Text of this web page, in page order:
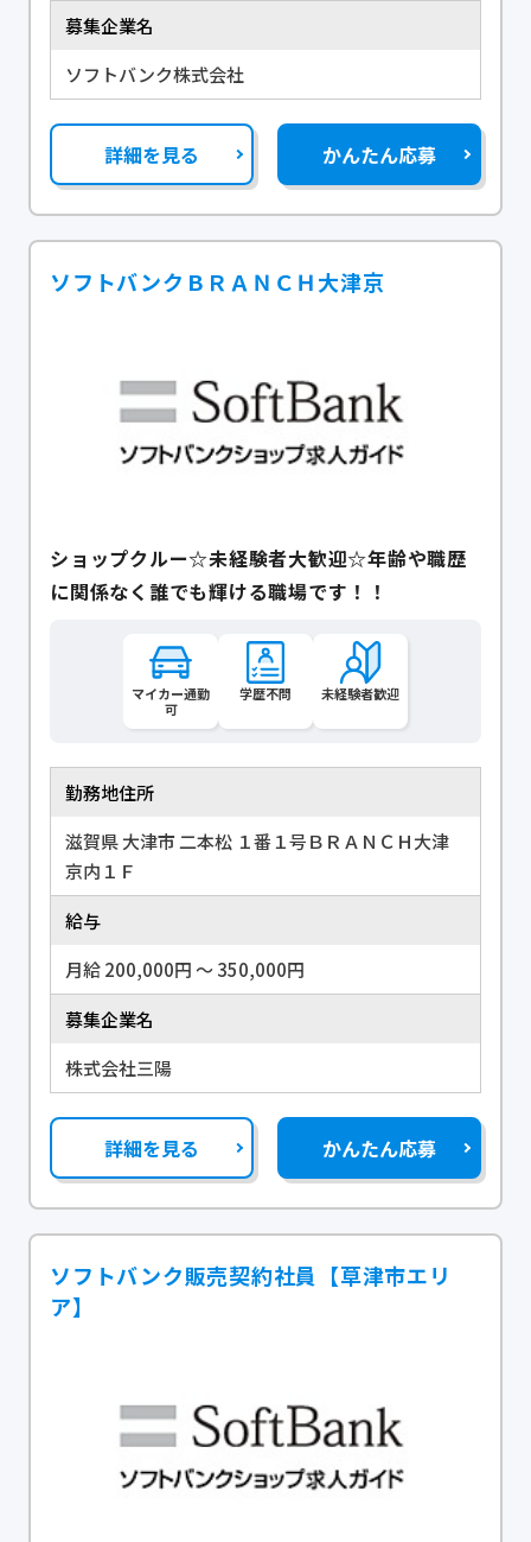
募集企業名
ソフトバンク株式会社
詳細を見る かんたん応募
ソフトバンクＢＲＡＮＣＨ大津京
ショップクルー☆未経験者大歓迎☆年齢や職歴
に関係なく誰でも輝ける職場です！！
マイカー通勤
可
学歴不問 未経験者歓迎
勤務地住所
滋賀県 大津市 二本松 １番１号ＢＲＡＮＣＨ大津
京内１Ｆ
給与
月給 200,000円 〜 350,000円
募集企業名
株式会社三陽
詳細を見る かんたん応募
ソフトバンク販売契約社員【草津市エリ
ア】